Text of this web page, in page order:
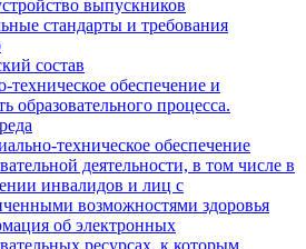
выпускников
стандарты и требования
состав
техническое обеспечение и
образовательного процесса.
техническое обеспечение
деятельности, в том числе в
инвалидов и лиц с
возможностями здоровья
об электронных
ресурсах, к которым